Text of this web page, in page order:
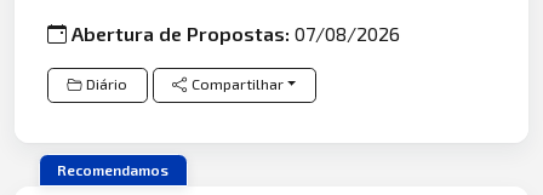
Abertura de Propostas:07/08/2026
Diário Compartilhar
Recomendamos